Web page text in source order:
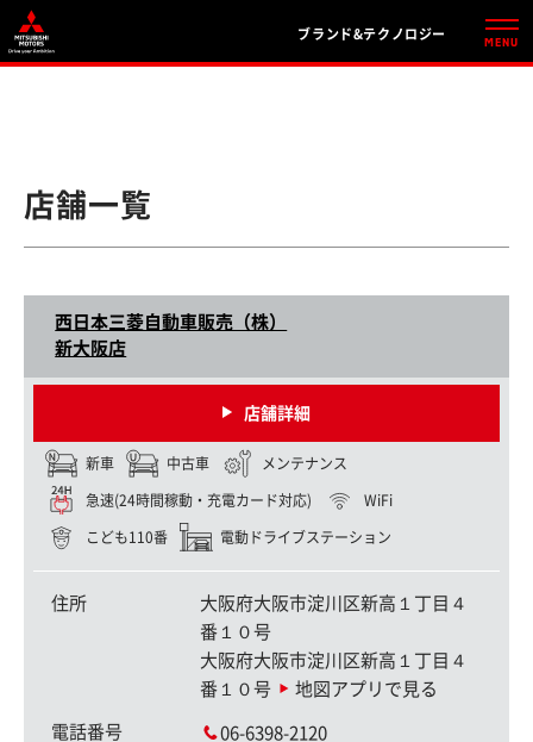
ブランド&テクノロジー
店舗一覧
西日本三菱自動車販売（株）
新大阪店
店舗詳細
新車 中古車 メンテナンス
急速(24時間稼動・充電カード対応) WiFi
こども110番 電動ドライブステーション
住所
大阪府大阪市淀川区新高１丁目４
番１０号
大阪府大阪市淀川区新高１丁目４
番１０号
地図アプリで見る
電話番号 06-6398-2120